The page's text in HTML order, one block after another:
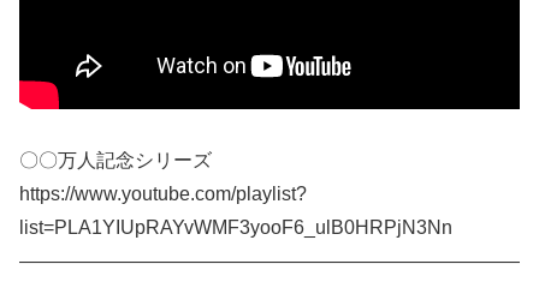
〇〇万人記念シリーズ
https://www.youtube.com/playlist?
list=PLA1YIUpRAYvWMF3yooF6_ulB0HRPjN3Nn
——————————————————————————